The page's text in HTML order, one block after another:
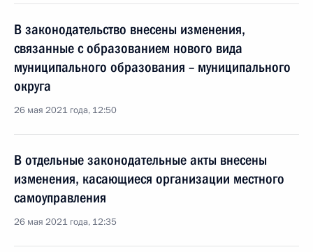
В законодательство внесены изменения,
связанные с образованием нового вида
муниципального образования – муниципального
округа
26 мая 2021 года, 12:50
В отдельные законодательные акты внесены
изменения, касающиеся организации местного
самоуправления
26 мая 2021 года, 12:35